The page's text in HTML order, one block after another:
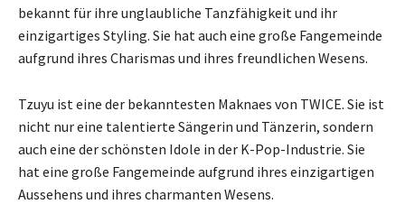
bekannt für ihre unglaubliche Tanzfähigkeit und ihr
einzigartiges Styling. Sie hat auch eine große Fangemeinde
aufgrund ihres Charismas und ihres freundlichen Wesens.
Tzuyu ist eine der bekanntesten Maknaes von TWICE. Sie ist
nicht nur eine talentierte Sängerin und Tänzerin, sondern
auch eine der schönsten Idole in der K-Pop-Industrie. Sie
hat eine große Fangemeinde aufgrund ihres einzigartigen
Aussehens und ihres charmanten Wesens.